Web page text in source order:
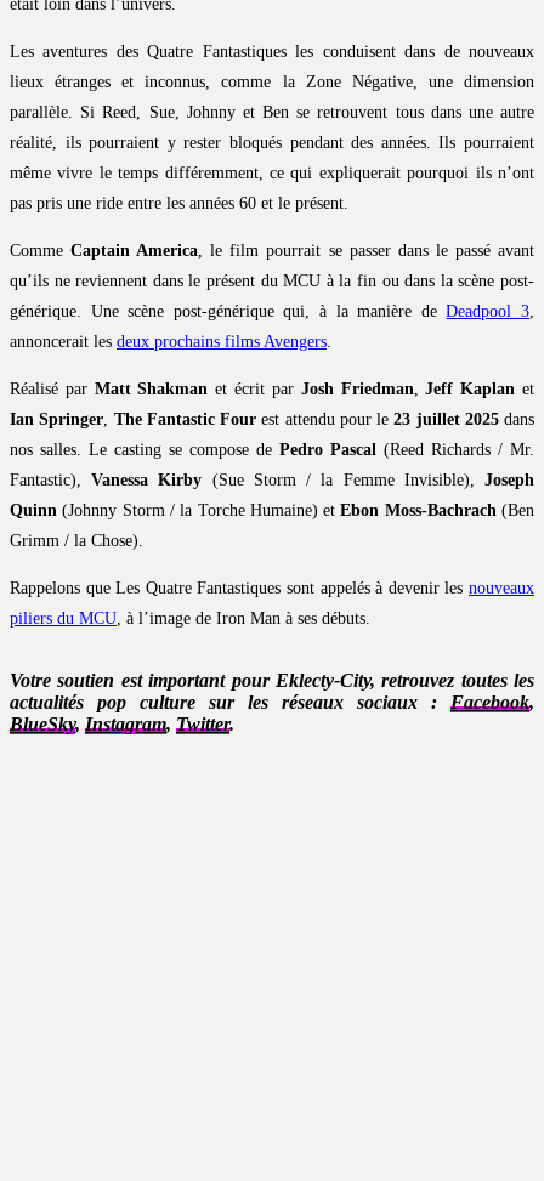
était loin dans l’univers.
Les aventures des Quatre Fantastiques les conduisent dans de nouveaux
lieux étranges et inconnus, comme la Zone Négative, une dimension
parallèle. Si Reed, Sue, Johnny et Ben se retrouvent tous dans une autre
réalité, ils pourraient y rester bloqués pendant des années. Ils pourraient
même vivre le temps différemment, ce qui expliquerait pourquoi ils n’ont
pas pris une ride entre les années 60 et le présent.
CommeCaptain America, le film pourrait se passer dans le passé avant
qu’ils ne reviennent dans le présent du MCU à la fin ou dans la scène post-
générique. Une scène post-générique qui, à la manière deDeadpool 3,
annoncerait les deux prochains films Avengers.
Réalisé par Matt Shakman et écrit par Josh Friedman,Jeff Kaplan et
Ian Springer, The Fantastic Four est attendu pour le23 juillet 2025dans
nos salles. Le casting se compose de Pedro Pascal (Reed Richards / Mr.
Fantastic),Vanessa Kirby (Sue Storm / la Femme Invisible),Joseph
Quinn (Johnny Storm / la Torche Humaine) etEbon Moss-Bachrach(Ben
Grimm / la Chose).
Rappelons que Les Quatre Fantastiques sont appelés à devenir les nouveaux
piliers du MCU, à l’image de Iron Man à ses débuts.
Votre soutien est important pour Eklecty-City, retrouvez toutes les
actualités pop culture sur les réseaux sociaux : Facebook,
BlueSky, Instagram, Twitter.